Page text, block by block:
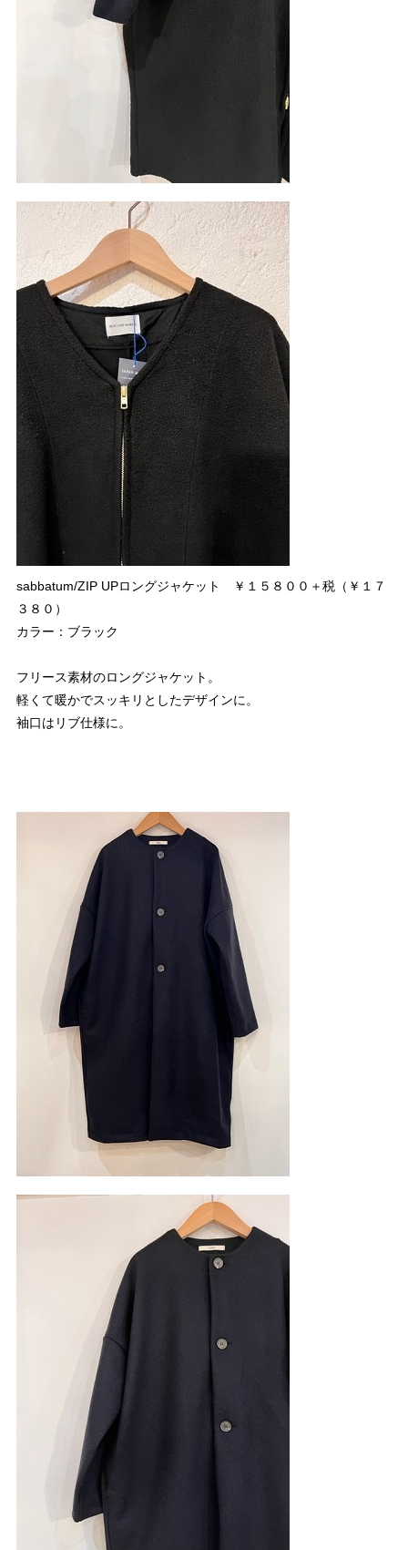
sabbatum/ZIP UPロングジャケット ￥１５８００＋税（￥１７
３８０）
カラー：ブラック
フリース素材のロングジャケット。
軽くて暖かでスッキリとしたデザインに。
袖口はリブ仕様に。